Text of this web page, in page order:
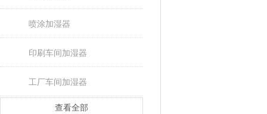
喷涂加湿器
印刷车间加湿器
工厂车间加湿器
查看全部